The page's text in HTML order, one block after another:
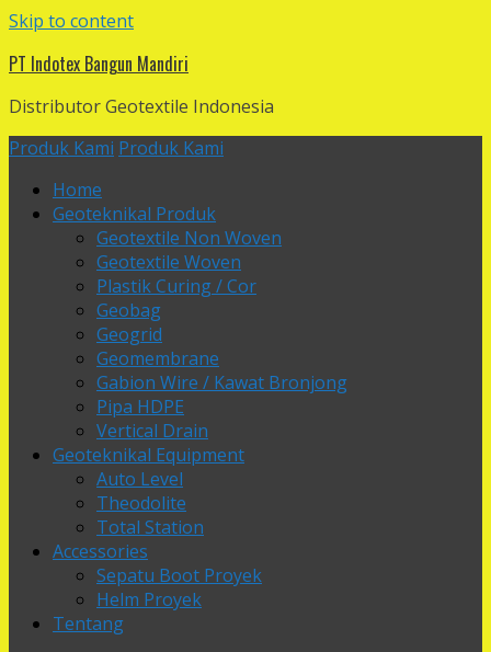
Skip to content
PT Indotex Bangun Mandiri
Distributor Geotextile Indonesia
Produk Kami Produk Kami
Home
Geoteknikal Produk
Geotextile Non Woven
Geotextile Woven
Plastik Curing / Cor
Geobag
Geogrid
Geomembrane
Gabion Wire / Kawat Bronjong
Pipa HDPE
Vertical Drain
Geoteknikal Equipment
Auto Level
Theodolite
Total Station
Accessories
Sepatu Boot Proyek
Helm Proyek
Tentang